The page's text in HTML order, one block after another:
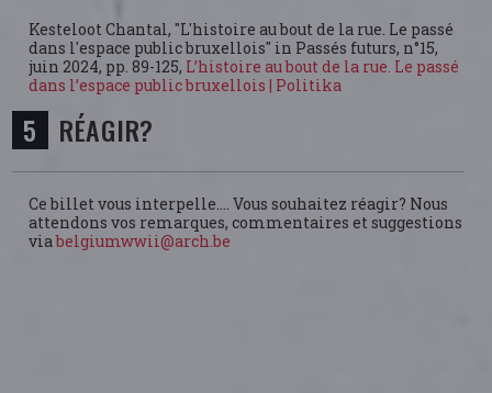
Kesteloot Chantal, "L'histoire au bout de la rue. Le passé
dans l'espace public bruxellois" in Passés futurs, n°15,
juin 2024, pp. 89-125, L’histoire au bout de la rue. Le passé
dans l’espace public bruxellois | Politika
RÉAGIR?
Ce billet vous interpelle.... Vous souhaitez réagir? Nous
attendons vos remarques, commentaires et suggestions
viabelgiumwwii@arch.be